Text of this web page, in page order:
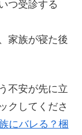
つ受診する
家族が寝た後
不安が先に立
クしてくださ
にバレる？梱